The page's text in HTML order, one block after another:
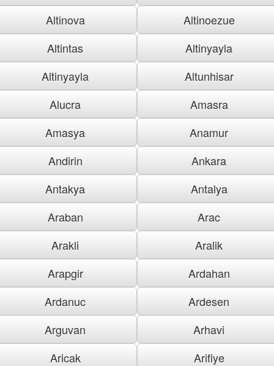
Altinova
Altinoezue
Altintas
Altinyayla
Altinyayla
Altunhisar
Alucra
Amasra
Amasya
Anamur
Andirin
Ankara
Antakya
Antalya
Araban
Arac
Arakli
Aralik
Arapgir
Ardahan
Ardanuc
Ardesen
Arguvan
Arhavi
Aricak
Arifiye